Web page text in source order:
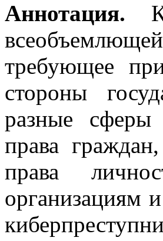
Аннотация.
требующее
стороны
разные сферы
права
права
организациям